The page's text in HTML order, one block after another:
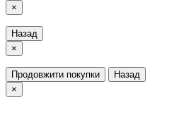
×
Назад
×
Продовжити покупки
Назад
×